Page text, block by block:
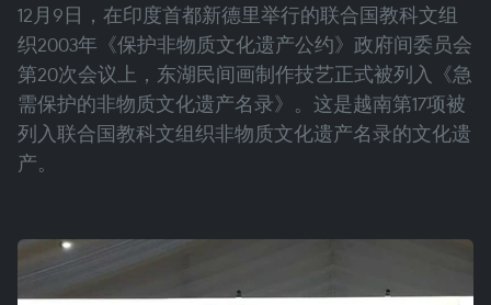
12月9日，在印度首都新德里举行的联合国教科文组
织2003年《保护非物质文化遗产公约》政府间委员会
第20次会议上，东湖民间画制作技艺正式被列入《急
需保护的非物质文化遗产名录》。这是越南第17项被
列入联合国教科文组织非物质文化遗产名录的文化遗
产。